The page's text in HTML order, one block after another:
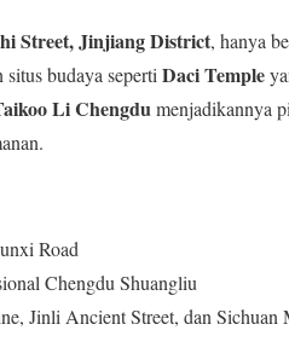
Street, Jinjiang District, hanya
budaya seperti Daci Temple
Li Chengdumenjadikannya
Road
Chengdu Shuangliu
Jinli Ancient Street, dan Sichuan